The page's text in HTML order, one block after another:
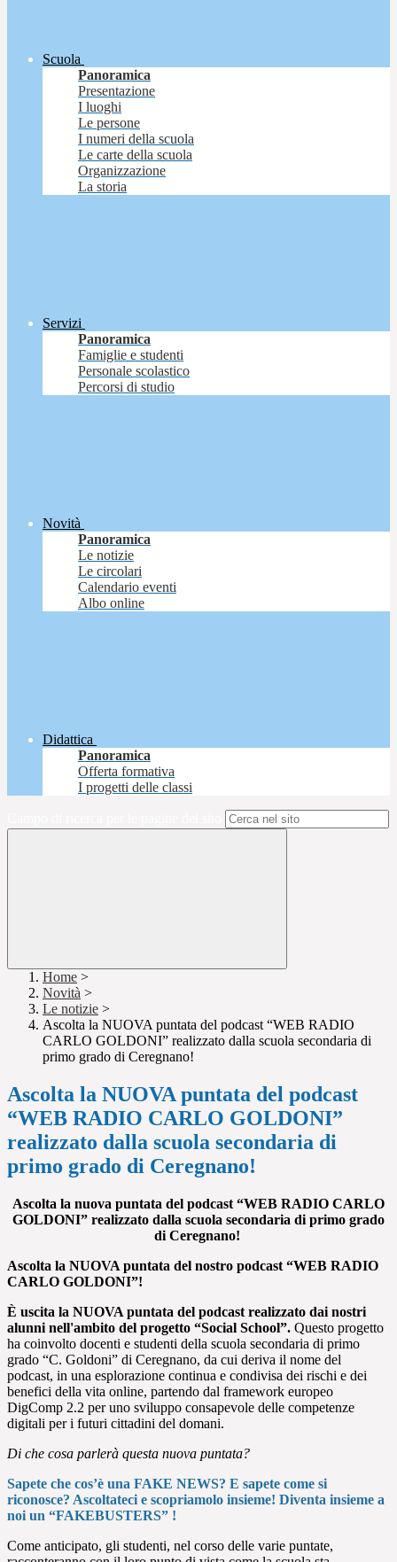
Scuola
Panoramica
Presentazione
I luoghi
Le persone
I numeri della scuola
Le carte della scuola
Organizzazione
La storia
Servizi
Panoramica
Famiglie e studenti
Personale scolastico
Percorsi di studio
Novità
Panoramica
Le notizie
Le circolari
Calendario eventi
Albo online
Didattica
Panoramica
Offerta formativa
I progetti delle classi
Home >
Novità >
Le notizie >
Ascolta la NUOVA puntata del podcast “WEB RADIO
CARLO GOLDONI” realizzato dalla scuola secondaria di
primo grado di Ceregnano!
Ascolta la NUOVA puntata del podcast
“WEB RADIO CARLO GOLDONI”
realizzato dalla scuola secondaria di
primo grado di Ceregnano!
Ascolta la nuova puntata del podcast “WEB RADIO CARLO
GOLDONI” realizzato dalla scuola secondaria di primo grado
di Ceregnano!
Ascolta la NUOVA puntata del nostro podcast “WEB RADIO
CARLO GOLDONI”!
È uscita la NUOVA puntata del podcast realizzato dai nostri
alunni nell'ambito del progetto “Social School”. Questo progetto
ha coinvolto docenti e studenti della scuola secondaria di primo
grado “C. Goldoni” di Ceregnano, da cui deriva il nome del
podcast, in una esplorazione continua e condivisa dei rischi e dei
benefici della vita online, partendo dal framework europeo
DigComp 2.2 per uno sviluppo consapevole delle competenze
digitali per i futuri cittadini del domani.
Di che cosa parlerà questa nuova puntata?
Sapete che cos’è una FAKE NEWS? E sapete come si
riconosce? Ascoltateci e scopriamolo insieme! Diventa insieme a
noi un “FAKEBUSTERS” !
Come anticipato, gli studenti, nel corso delle varie puntate,